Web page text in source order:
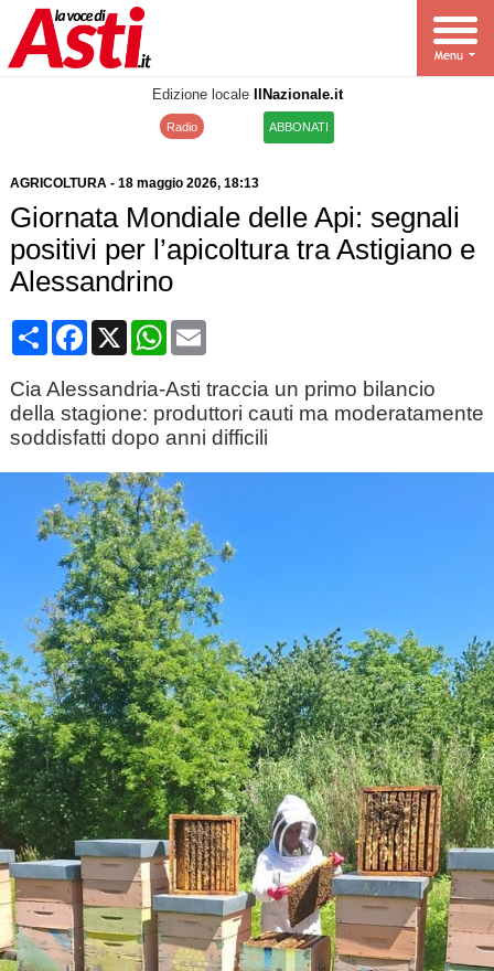
Edizione locale IlNazionale.it
Radio ABBONATI
AGRICOLTURA- 18 maggio 2026, 18:13
Giornata Mondiale delle Api: segnali
positivi per l’apicoltura tra Astigiano e
Alessandrino
CondividiFacebook
X WhatsApp
Email
Cia Alessandria-Asti traccia un primo bilancio
della stagione: produttori cauti ma moderatamente
soddisfatti dopo anni difficili